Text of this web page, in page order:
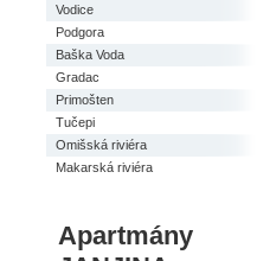
Vodice
Podgora
Baška Voda
Gradac
Primošten
Tučepi
Omišská riviéra
Makarská riviéra
Apartmány